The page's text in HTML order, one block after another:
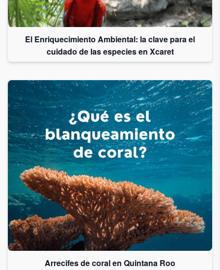
El Enriquecimiento Ambiental: la clave para el
cuidado de las especies en Xcaret
Arrecifes de coral en Quintana Roo